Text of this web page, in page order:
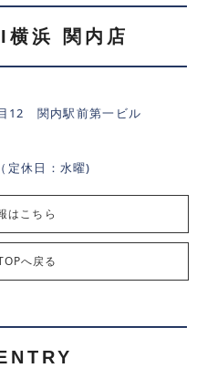
浜 関内店
12 関内駅前第一ビル
定休日：水曜)
はこちら
へ戻る